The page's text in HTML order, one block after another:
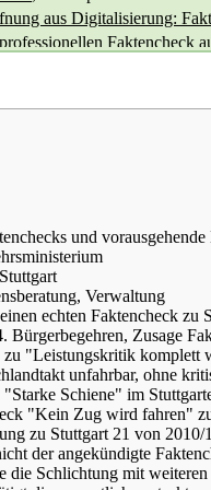
aus Digitalisierung:
Faktencheck
zur
Widerlegung der Kritik
und Brandschutz
und Bahn kneifen vor
bieten die
: Statt neuer Aufklärung
neuen Faktencheck zum
auf
Anfang 2016 vertagt.
der Ablehnung des 4. BB,
breite Unterstützung
Ablehnung des 4.
und vorausgehende
Verwaltung
echten Faktencheck zu
Bürgerbegehren, Zusage
zu "Leistungskritik komplett
unfahrbar, ohne
Schiene" im
"Kein Zug wird fahren"
zu Stuttgart 21 von 2010/
der angekündigte
die Schlichtung mit